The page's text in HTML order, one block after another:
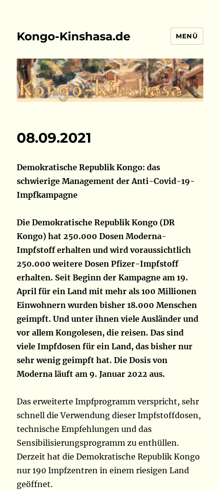
Kongo-Kinshasa.de MENÜ
08.09.2021
Demokratische Republik Kongo: das
schwierige Management der Anti-Covid-19-
Impfkampagne
Die Demokratische Republik Kongo (DR
Kongo) hat 250.000 Dosen Moderna-
Impfstoff erhalten und wird voraussichtlich
250.000 weitere Dosen Pfizer-Impfstoff
erhalten. Seit Beginn der Kampagne am 19.
April für ein Land mit mehr als 100 Millionen
Einwohnern wurden bisher 18.000 Menschen
geimpft. Und unter ihnen viele Ausländer und
vor allem Kongolesen, die reisen. Das sind
viele Impfdosen für ein Land, das bisher nur
sehr wenig geimpft hat. Die Dosis von
Moderna läuft am 9. Januar 2022 aus.
Das erweiterte Impfprogramm verspricht, sehr
schnell die Verwendung dieser Impfstoffdosen,
technische Empfehlungen und das
Sensibilisierungsprogramm zu enthüllen.
Derzeit hat die Demokratische Republik Kongo
nur 190 Impfzentren in einem riesigen Land
geöffnet.